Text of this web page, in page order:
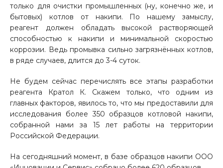
только для очистки промышленных (ну, конечно же, и
бытовых) котлов от накипи. По нашему замыслу,
реагент должен обладать высокой растворяющей
способностью к накипи и минимальной скоростью
коррозии. Ведь промывка сильно загрязнённых котлов,
в ряде случаев, длится до 3-4 суток.
Не будем сейчас перечислять все этапы разработки
реагента Кратол К. Скажем только, что одним из
главных факторов, явилось то, что мы предоставили для
исследования более 350 образцов котловой накипи,
собранной нами за 15 лет работы на территории
Российской Федерации.
На сегодняшний момент, в базе образцов накипи ООО